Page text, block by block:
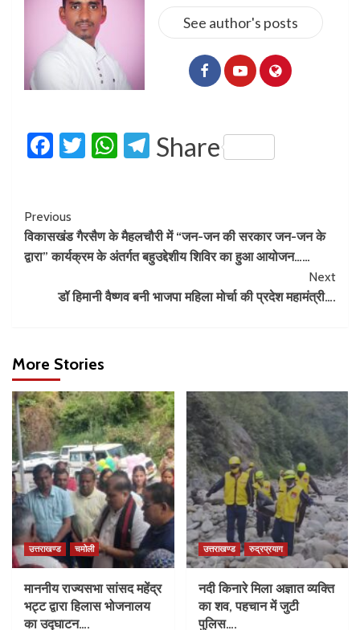
See author's posts
Facebook
Twitter
WhatsApp
Telegram
Share
Previous
विकासखंड गैरसैण के मैहलचौरी में “जन-जन की सरकार जन-जन के
द्वारा” कार्यक्रम के अंतर्गत बहुउद्देशीय शिविर का हुआ आयोजन……
Next
डॉ हिमानी वैष्णव बनी भाजपा महिला मोर्चा की प्रदेश महामंत्री….
More Stories
उत्तराखण्ड चमोली
माननीय राज्यसभा सांसद महेंद्र
भट्ट द्वारा हिलास भोजनालय
का उद्घाटन….
उत्तराखण्ड रुद्रप्रयाग
नदी किनारे मिला अज्ञात व्यक्ति
का शव, पहचान में जुटी
पुलिस….